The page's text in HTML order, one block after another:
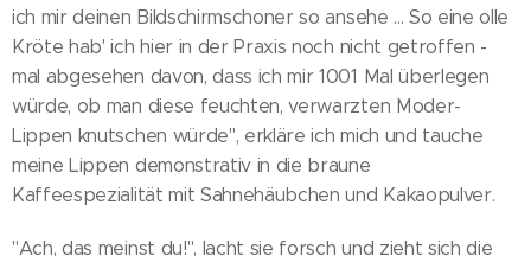
ich mir deinen Bildschirmschoner so ansehe ... So eine olle
Kröte hab' ich hier in der Praxis noch nicht getroffen -
mal abgesehen davon, dass ich mir 1001 Mal überlegen
würde, ob man diese feuchten, verwarzten Moder-
Lippen knutschen würde", erkläre ich mich und tauche
meine Lippen demonstrativ in die braune
Kaffeespezialität mit Sahnehäubchen und Kakaopulver.
"Ach, das meinst du!", lacht sie forsch und zieht sich die